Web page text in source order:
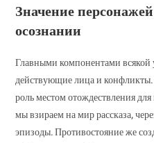
Значение
осознании
Главными компонентами всякой
действующие лица и
роль местом отождествления
мы взираем на мир рассказа,
эпизоды. Противостояние же